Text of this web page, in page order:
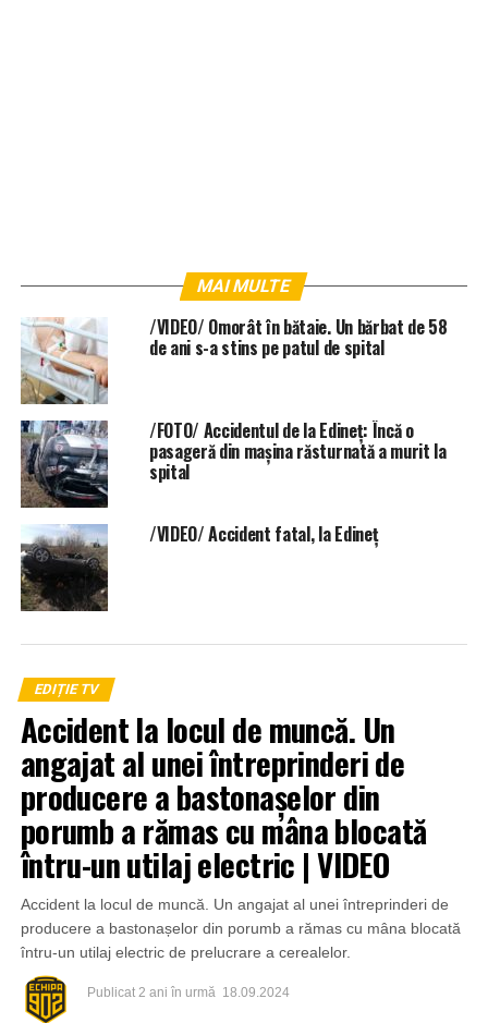
MAI MULTE
/VIDEO/ Omorât în bătaie. Un bărbat de 58
de ani s-a stins pe patul de spital
/FOTO/ Accidentul de la Edineț: Încă o
pasageră din mașina răsturnată a murit la
spital
/VIDEO/ Accident fatal, la Edineț
EDIȚIE TV
Accident la locul de muncă. Un
angajat al unei întreprinderi de
producere a bastonașelor din
porumb a rămas cu mâna blocată
întru-un utilaj electric | VIDEO
Accident la locul de muncă. Un angajat al unei întreprinderi de
producere a bastonașelor din porumb a rămas cu mâna blocată
întru-un utilaj electric de prelucrare a cerealelor.
Publicat 2 ani în urmă 18.09.2024